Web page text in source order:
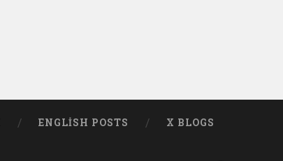
ENGLISH POSTS X BLOGS